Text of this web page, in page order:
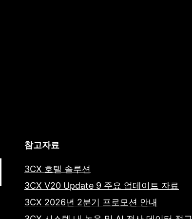
참고자료
3CX 호텔 솔루션
3CX V20 Update 9 주요 업데이트 자료
3CX 2026년 2분기 프로모션 안내